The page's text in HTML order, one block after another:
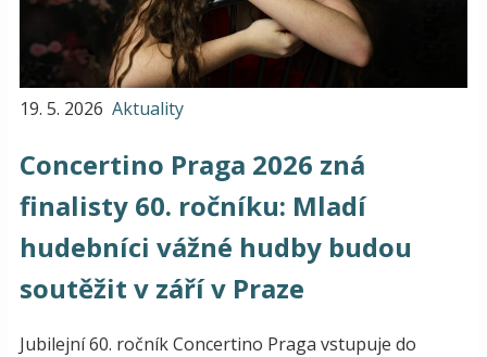
19. 5. 2026 Aktuality
Concertino Praga 2026 zná
finalisty 60. ročníku: Mladí
hudebníci vážné hudby budou
soutěžit v září v Praze
Jubilejní 60. ročník Concertino Praga vstupuje do